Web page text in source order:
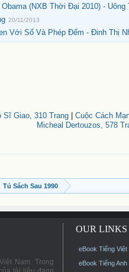
(NXB Thời Đại 2010) -
20/11/2013
Với Số Và Phép Đếm - Đinh Thị
Sĩ Giao, 310 Trang
Cuộc Cách
Micheal Dertouzos, 578
Tủ Sách Sau 1990
Nam. Trong
OUR LINKS
eBook Tiếng Việt
eBook Tiếng Anh